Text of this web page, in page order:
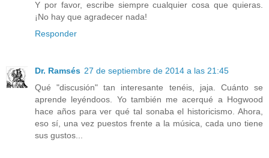
Y por favor, escribe siempre cualquier cosa que quieras.
¡No hay que agradecer nada!
Responder
Dr. Ramsés 27 de septiembre de 2014 a las 21:45
Qué "discusión" tan interesante tenéis, jaja. Cuánto se
aprende leyéndoos. Yo también me acerqué a Hogwood
hace años para ver qué tal sonaba el historicismo. Ahora,
eso sí, una vez puestos frente a la música, cada uno tiene
sus gustos...